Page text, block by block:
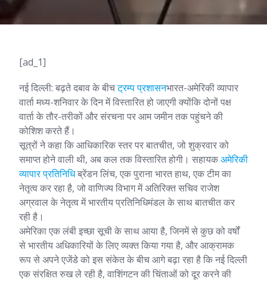
[ad_1]
नई दिल्ली: बढ़ते दबाव के बीचट्रम्प प्रशासनभारत-अमेरिकी व्यापार
वार्ता मध्य-शनिवार के दिन में विस्तारित हो जाएगी क्योंकि दोनों पक्ष
वार्ता के तौर-तरीकों और संरचना पर आम जमीन तक पहुंचने की
कोशिश करते हैं।
सूत्रों ने कहा कि आधिकारिक स्तर पर बातचीत, जो शुक्रवार को
समाप्त होने वाली थी, अब कल तक विस्तारित होगी। सहायकअमेरिकी
व्यापार प्रतिनिधिब्रेंडन लिंच, एक पुराना भारत हाथ, एक टीम का
नेतृत्व कर रहा है, जो वाणिज्य विभाग में अतिरिक्त सचिव राजेश
अग्रवाल के नेतृत्व में भारतीय प्रतिनिधिमंडल के साथ बातचीत कर
रही है।
अमेरिका एक लंबी इच्छा सूची के साथ आया है, जिनमें से कुछ को वर्षों
से भारतीय अधिकारियों के लिए व्यक्त किया गया है, और आक्रामक
रूप से अपने एजेंडे को इस संकेत के बीच आगे बढ़ा रहा है कि नई दिल्ली
एक संरक्षित रुख ले रही है, वाशिंगटन की चिंताओं को दूर करने की